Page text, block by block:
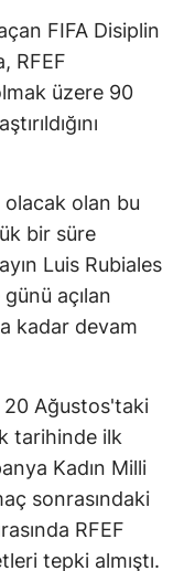
FIFA Disiplin
RFEF
üzere 90
olacak olan bu
bir süre
Luis Rubiales
açılan
kadar devam
20 Ağustos'taki
tarihinde ilk
Kadın Milli
sonrasındaki
RFEF
tepki almıştı.